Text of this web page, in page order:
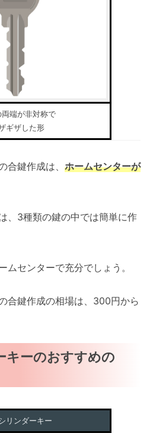
両端が非対称で
ギザした形
合鍵作成は、 ホームセンターが
、3種類の鍵の中では簡単に作
ムセンターで充分でしょう。
合鍵作成の相場は、300円から
キーのおすすめの
リンダーキー